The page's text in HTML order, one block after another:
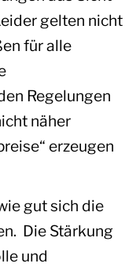
gelten nicht
für alle
Regelungen
näher
erzeugen
gut sich die
Die Stärkung
und